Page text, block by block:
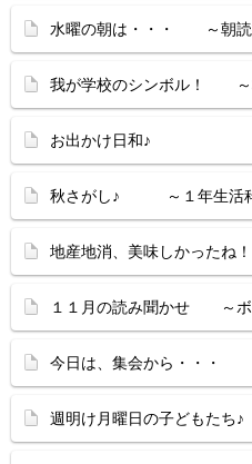
水曜の朝は・・・ ～朝読
我が学校のシンボル！ ～
お出かけ日和♪
秋さがし♪ ～１年生活
地産地消、美味しかった
１１月の読み聞かせ ～ボ
今日は、集会から・・・
週明け月曜日の子どもたち♪